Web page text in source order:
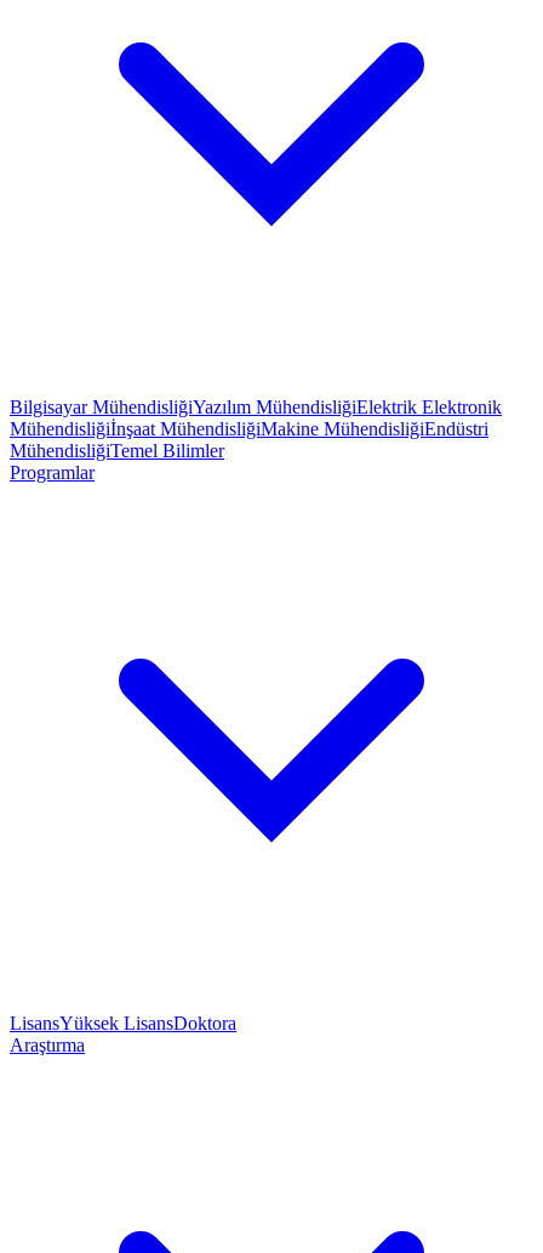
Bilgisayar MühendisliğiYazılım MühendisliğiElektrik Elektronik
Mühendisliğiİnşaat MühendisliğiMakine MühendisliğiEndüstri
MühendisliğiTemel Bilimler
Programlar
LisansYüksek LisansDoktora
Araştırma